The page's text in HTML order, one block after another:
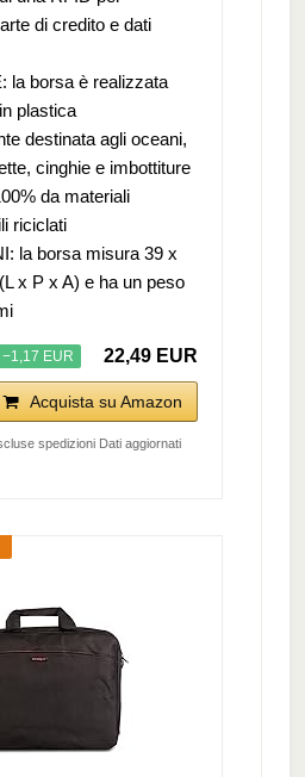
di credito e dati
la borsa è realizzata
plastica
destinata agli oceani,
cinghie e imbottiture
da materiali
riciclati
la borsa misura 39 x
x P x A) e ha un peso
−1,17 EUR 22,49 EUR
Acquista su Amazon
spedizioni Dati aggiornati